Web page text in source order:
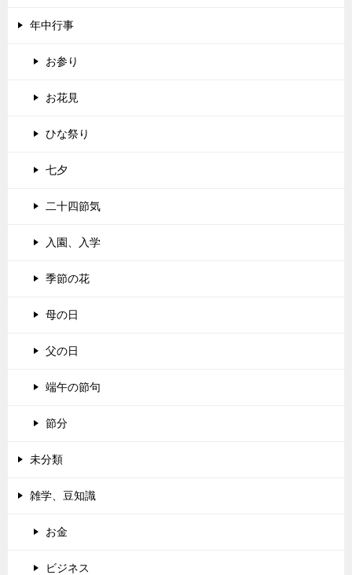
年中行事
お参り
お花見
ひな祭り
七夕
二十四節気
入園、入学
季節の花
母の日
父の日
端午の節句
節分
未分類
雑学、豆知識
お金
ビジネス